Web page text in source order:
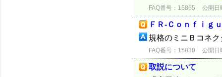
FAQ番号：15865 公開日
ＦＲ-Ｃｏｎｆｉｇ
規格のミニＢコネ
FAQ番号：15830 公開日
取説について